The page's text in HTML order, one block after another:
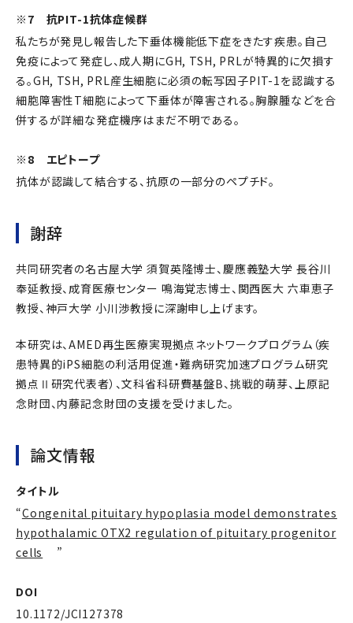
※7 抗PIT-1抗体症候群
私たちが発見し報告した下垂体機能低下症をきたす疾患。自己
免疫によって発症し、成人期にGH, TSH, PRLが特異的に欠損す
る。GH, TSH, PRL産生細胞に必須の転写因子PIT-1を認識する
細胞障害性T細胞によって下垂体が障害される。胸腺腫などを合
併するが詳細な発症機序はまだ不明である。
※8 エピトープ
抗体が認識して結合する、抗原の一部分のペプチド。
謝辞
共同研究者の名古屋大学 須賀英隆博士、慶應義塾大学 長谷川
奉延教授、成育医療センター 鳴海覚志博士、関西医大 六車恵子
教授、神戸大学 小川渉教授に深謝申し上げます。
本研究は、AMED再生医療実現拠点ネットワークプログラム（疾
患特異的iPS細胞の利活用促進・難病研究加速プログラム研究
拠点Ⅱ研究代表者）、文科省科研費基盤B、挑戦的萌芽、上原記
念財団、内藤記念財団の支援を受けました。
論文情報
タイトル
“Congenital pituitary hypoplasia model demonstrates
hypothalamic OTX2 regulation of pituitary progenitor
cells
”
DOI
10.1172/JCI127378